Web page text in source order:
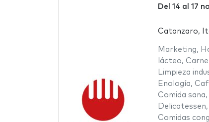
Del 14 al 17
Catanzaro,
Marketing,
lácteo, Carne
Limpieza
Enología,
Comida sana,
Delicatessen,
Comidas